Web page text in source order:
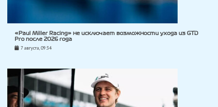
«Paul Miller Racing» не исключает возможности ухода из GTD
Pro после 2026 года
7 августа, 09:34